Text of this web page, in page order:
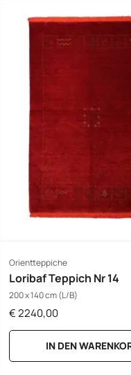
Orientteppiche
Loribaf Teppich Nr 14
200 x 140 cm (L/B)
€2240,00
IN DEN